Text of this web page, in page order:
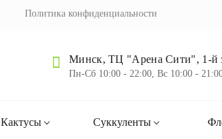
Политика конфиденциальности
Минск, ТЦ "Арена Сити", 1-й
Пн-Cб 10:00 - 22:00, Вс 10:00 -
Кактусы Суккуленты